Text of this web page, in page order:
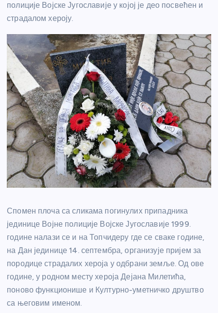
полиције Војске Југославије у којој је део посвећен и
страдалом хероју.
Спомен плоча са сликама погинулих припадника
јединице Војне полиције Војске Југославије 1999.
године налази се и на Топчидеру где се сваке године,
на Дан јединице 14. септембра, организује пријем за
породице страдалих хероја у одбрани земље. Од ове
године, у родном месту хероја Дејана Милетића,
поново функционише и Културно-уметничко друштво
са његовим именом.